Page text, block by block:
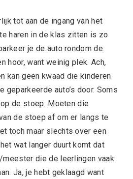
tot aan de ingang van het
haren in de klas zitten is zo
je de auto rondom de
hoor, want weinig plek. Ach,
kan geen kwaad die kinderen
geparkeerde auto’s door. Soms
de stoep. Moeten die
de stoep af om er langs te
toch maar slechts over een
wat langer duurt komt dat
die de leerlingen vaak
Ja, je hebt geklaagd want